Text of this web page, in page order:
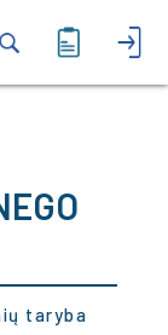
taryba